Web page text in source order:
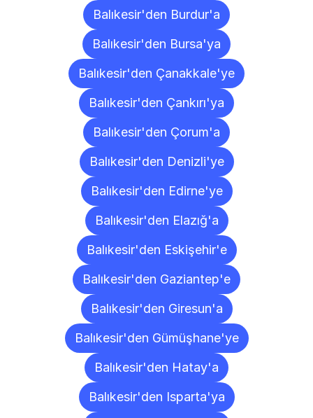
Balıkesir'den Burdur'a
Balıkesir'den Bursa'ya
Balıkesir'den Çanakkale'ye
Balıkesir'den Çankırı'ya
Balıkesir'den Çorum'a
Balıkesir'den Denizli'ye
Balıkesir'den Edirne'ye
Balıkesir'den Elazığ'a
Balıkesir'den Eskişehir'e
Balıkesir'den Gaziantep'e
Balıkesir'den Giresun'a
Balıkesir'den Gümüşhane'ye
Balıkesir'den Hatay'a
Balıkesir'den Isparta'ya